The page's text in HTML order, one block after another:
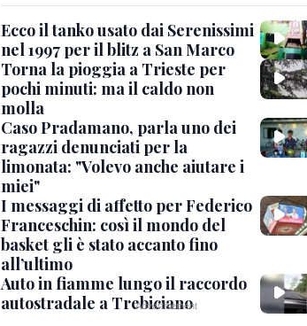
Ecco il tanko usato dai Serenissimi
nel 1997 per il blitz a San Marco
Torna la pioggia a Trieste per
pochi minuti: ma il caldo non
molla
Caso Pradamano, parla uno dei
ragazzi denunciati per la
limonata: "Volevo anche aiutare i
miei"
I messaggi di affetto per Federico
Franceschin: così il mondo del
basket gli è stato accanto fino
all’ultimo
Auto in fiamme lungo il raccordo
autostradale a Trebiciano